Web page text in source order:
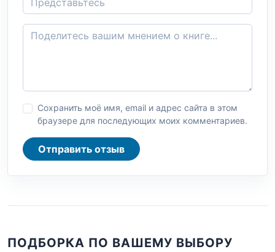
Сохранить моё имя, email и адрес сайта в этом
браузере для последующих моих комментариев.
Отправить отзыв
ПОДБОРКА ПО ВАШЕМУ ВЫБОРУ